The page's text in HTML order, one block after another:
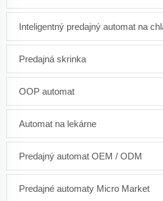
Inteligentný predajný automat na
Predajná skrinka
OOP automat
Automat na lekárne
Predajný automat OEM / ODM
Predajné automaty Micro Market